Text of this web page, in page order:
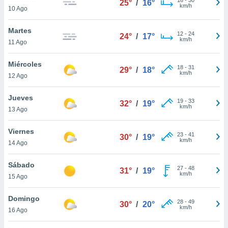
más
nuestra
y
de
disponible
cookies
aceptar
10 Ago
25° / 16°
km/h
Martes
11 Ago
24° / 17° 12- 24
km/h
Miércoles
12 Ago
29° / 18° 18- 31
km/h
Jueves
13 Ago
32° / 19° 19- 33
km/h
Viernes
14 Ago
30° / 19° 23- 41
km/h
Sábado
15 Ago
31° / 19° 27- 48
km/h
Domingo
16 Ago
30° / 20° 28- 49
km/h